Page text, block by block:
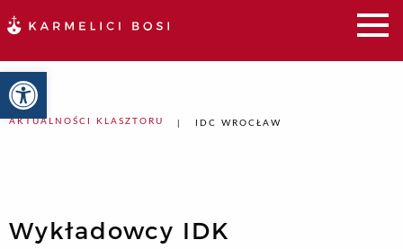
Otwórz pasek narzędzi
AKTUALNOŚCI KLASZTORU IDC WROCŁAW
Wykładowcy IDK